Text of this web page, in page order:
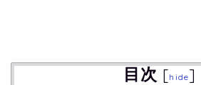
目次 [hide]